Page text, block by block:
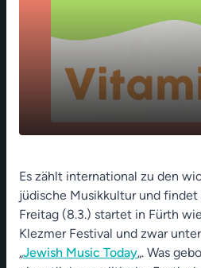
play_arrow über Demenz -
Playmobilfiguren
00:00
Es zählt international zu den
jüdische Musikkultur und
Freitag (8.3.) startet in Fürth
Klezmer Festival und zwar
„Jewish Music Today„. Was